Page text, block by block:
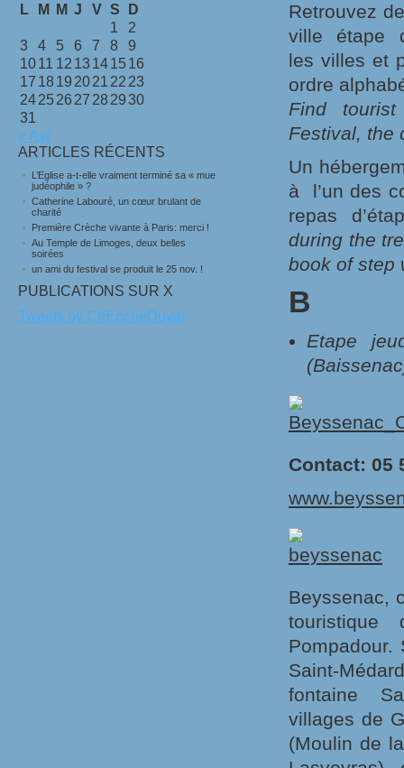
Retrouvez
ville étape
les villes et
ordre
Find
Festival, the
Un
à l’un des
repas
during the
book of step
B
Etape
(Baissenac
Contact: 05
Beyssenac,
Pompadour.
Saint-
fontaine
villages de
(Moulin de
L
M M J V S
D
1
2
3
4 5 6 7 8
9
1011 12 13141516
17 1819 2021 22 23
242526 27 282930
31
« Avr
ARTICLES RÉCENTS
L’Eglise a-t-elle vraiment terminé sa « mue
judéophile » ?
Catherine Labouré, un cœur brulant de
charité
Première Crèche vivante à Paris: merci !
Au Temple de Limoges, deux belles
soirées
un ami du festival se produit le 25 nov. !
PUBLICATIONS SUR X
Tweets by ChEocheDuval